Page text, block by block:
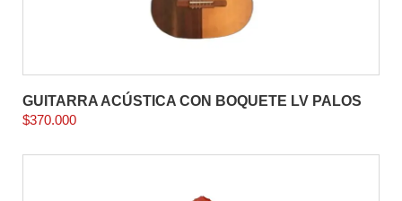
GUITARRA ACÚSTICA CON BOQUETE LV PALOS
$370.000